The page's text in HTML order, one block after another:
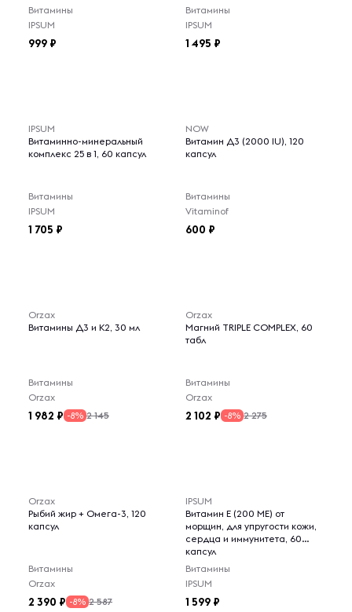
Витамины
IPSUM
999
Витамины
IPSUM
1 495
IPSUM
Витаминно-минеральный
комплекс 25 в 1, 60 капсул
Витамины
IPSUM
1 705
NOW
Витамин Д3 (2000 IU), 120
капсул
Витамины
Vitaminof
600
Orzax
Витамины Д3 и К2, 30 мл
Витамины
Orzax
1 982 -8% 2 145
Orzax
Магний TRIPLE COMPLEX, 60
табл
Витамины
Orzax
2 102 -8% 2 275
Orzax
Рыбий жир + Омега-3, 120
капсул
Витамины
Orzax
2 390 -8% 2 587
IPSUM
Витамин Е (200 МЕ) от
морщин, для упругости кожи,
сердца и иммунитета, 60
капсул
Витамины
IPSUM
1 599